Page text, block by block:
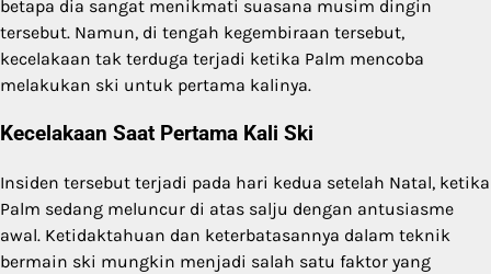
betapa dia sangat menikmati suasana musim dingin
tersebut. Namun, di tengah kegembiraan tersebut,
kecelakaan tak terduga terjadi ketika Palm mencoba
melakukan ski untuk pertama kalinya.
Kecelakaan Saat Pertama Kali Ski
Insiden tersebut terjadi pada hari kedua setelah Natal, ketika
Palm sedang meluncur di atas salju dengan antusiasme
awal. Ketidaktahuan dan keterbatasannya dalam teknik
bermain ski mungkin menjadi salah satu faktor yang